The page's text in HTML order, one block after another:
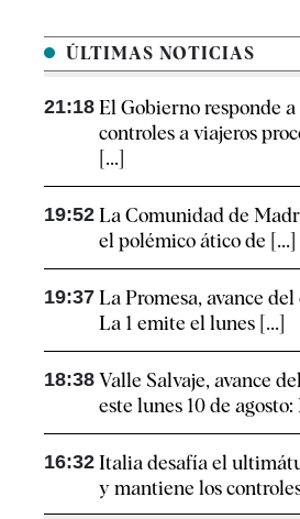
ÚLTIMAS NOTICIAS
21:18 El Gobierno responde
controles a viajeros
[...]
19:52 La Comunidad de
el polémico ático de [...]
19:37 La Promesa, avance
La 1 emite el lunes [...]
18:38 Valle Salvaje, avance
este lunes 10 de agosto:
16:32 Italia desafía el
y mantiene los